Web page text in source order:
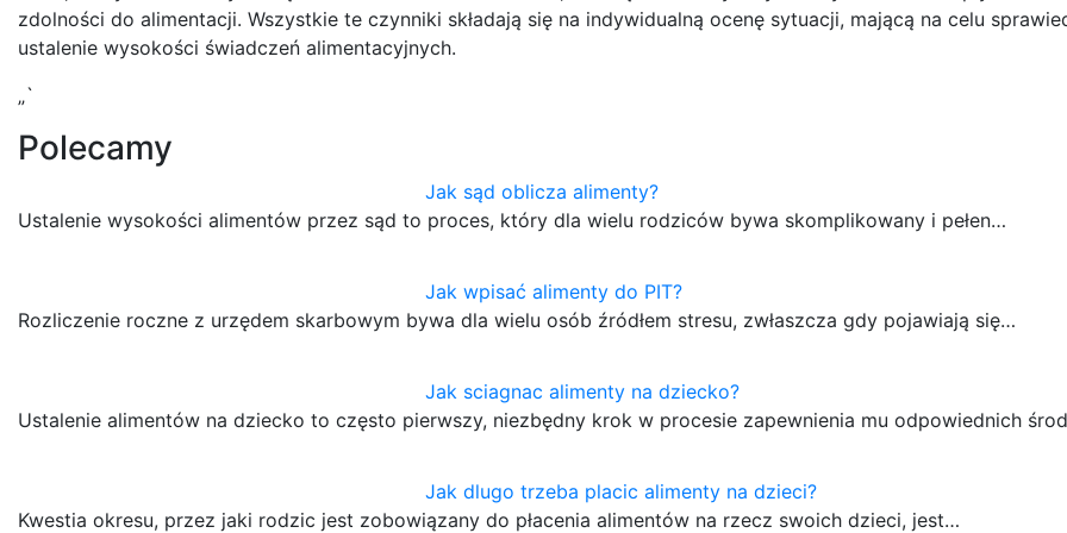
zdolności do alimentacji. Wszystkie te czynniki składają się na indywidualną ocenę sytuacji, mającą na celu
ustalenie wysokości świadczeń alimentacyjnych.
„`
Polecamy
Jak sąd oblicza alimenty?
Ustalenie wysokości alimentów przez sąd to proces, który dla wielu rodziców bywa skomplikowany i pełen…
Jak wpisać alimenty do PIT?
Rozliczenie roczne z urzędem skarbowym bywa dla wielu osób źródłem stresu, zwłaszcza gdy pojawiają się…
Jak sciagnac alimenty na dziecko?
Ustalenie alimentów na dziecko to często pierwszy, niezbędny krok w procesie zapewnienia mu odpowiednich
Jak dlugo trzeba placic alimenty na dzieci?
Kwestia okresu, przez jaki rodzic jest zobowiązany do płacenia alimentów na rzecz swoich dzieci, jest…